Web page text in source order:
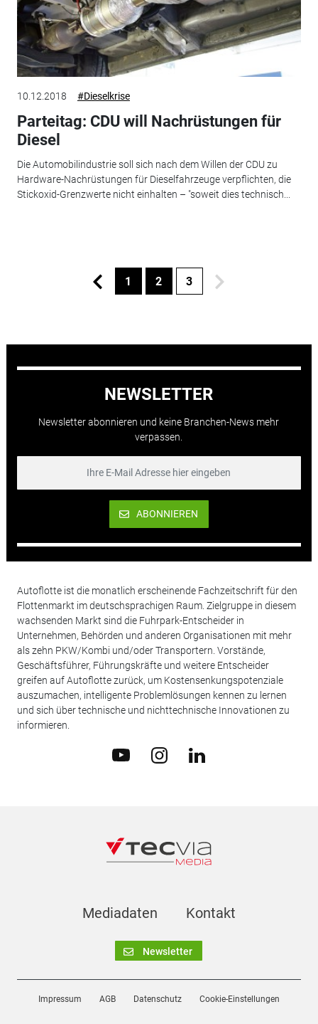
10.12.2018 #Dieselkrise
Parteitag: CDU will Nachrüstungen für
Diesel
Die Automobilindustrie soll sich nach dem Willen der CDU zu
Hardware-Nachrüstungen für Dieselfahrzeuge verpflichten, die
Stickoxid-Grenzwerte nicht einhalten – "soweit dies technisch...
1 2 3
NEWSLETTER
Newsletter abonnieren und keine Branchen-News mehr
verpassen.
ABONNIEREN
Autoflotte ist die monatlich erscheinende Fachzeitschrift für den
Flottenmarkt im deutschsprachigen Raum. Zielgruppe in diesem
wachsenden Markt sind die Fuhrpark-Entscheider in
Unternehmen, Behörden und anderen Organisationen mit mehr
als zehn PKW/Kombi und/oder Transportern. Vorstände,
Geschäftsführer, Führungskräfte und weitere Entscheider
greifen auf Autoflotte zurück, um Kostensenkungspotenziale
auszumachen, intelligente Problemlösungen kennen zu lernen
und sich über technische und nichttechnische Innovationen zu
informieren.
Mediadaten Kontakt
Newsletter
Impressum AGB Datenschutz Cookie-Einstellungen